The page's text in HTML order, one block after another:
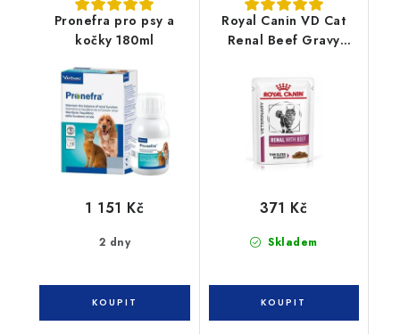
Pronefra pro psy a
kočky 180ml
2 dny
1 151 Kč
Royal Canin VD Cat
Renal Beef Gravy
Skladem
371 Kč